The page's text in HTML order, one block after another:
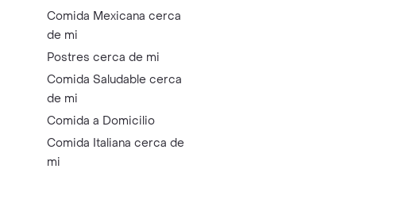
Comida Mexicana cerca
de mi
Postres cerca de mi
Comida Saludable cerca
de mi
Comida a Domicilio
Comida Italiana cerca de
mi